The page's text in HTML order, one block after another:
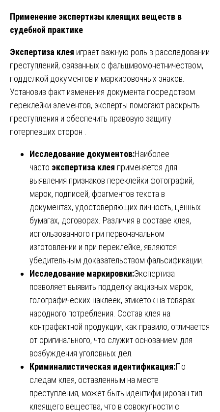
Применение экспертизы клеящих веществ в
судебной практике
Экспертиза клея играет важную роль в расследовании
преступлений, связанных с фальшивомонетничеством,
подделкой документов и маркировочных знаков.
Установив факт изменения документа посредством
переклейки элементов, эксперты помогают раскрыть
преступления и обеспечить правовую защиту
потерпевших сторон .
Исследование документов:Наиболее
часто экспертиза клея применяется для
выявления признаков переклейки фотографий,
марок, подписей, фрагментов текста в
документах, удостоверяющих личность, ценных
бумагах, договорах. Различия в составе клея,
использованного при первоначальном
изготовлении и при переклейке, являются
убедительным доказательством фальсификации.
Исследование маркировки:Экспертиза
позволяет выявить подделку акцизных марок,
голографических наклеек, этикеток на товарах
народного потребления. Состав клея на
контрафактной продукции, как правило, отличается
от оригинального, что служит основанием для
возбуждения уголовных дел.
Криминалистическая идентификация:По
следам клея, оставленным на месте
преступления, может быть идентифицирован тип
клеящего вещества, что в совокупности с